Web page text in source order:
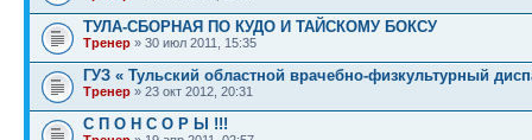
ТУЛА-СБОРНАЯ ПО КУДО И ТАЙСКОМУ БОКСУ
Тренер » 30 июл 2011, 15:35
ГУЗ « Тульский областной врачебно-физкультурный
Тренер » 23 окт 2012, 20:31
С П О Н С О Р Ы !!!